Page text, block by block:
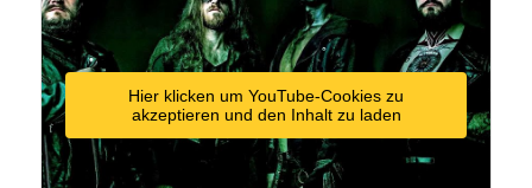
Hier klicken um YouTube-Cookies zu
akzeptieren und den Inhalt zu laden